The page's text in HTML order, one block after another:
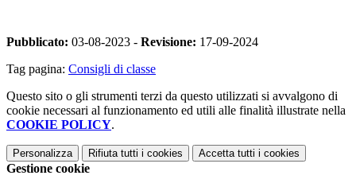
Pubblicato: 03-08-2023 - Revisione: 17-09-2024
Tag pagina: Consigli di classe
Questo sito o gli strumenti terzi da questo utilizzati si avvalgono di
cookie necessari al funzionamento ed utili alle finalità illustrate nella
COOKIE POLICY.
Personalizza Rifiuta tutti i cookies Accetta tutti i cookies
Gestione cookie